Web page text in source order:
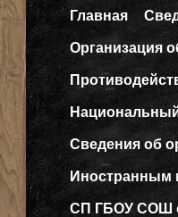
Главная
Организация
Сведения об
Иностранным
СП ГБОУ СОШ